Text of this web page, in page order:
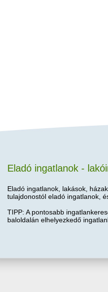
Eladó ingatlanok -
Eladó ingatlanok, lakások,
tulajdonostól eladó ingatlanok,
TIPP: A pontosabb
baloldalán elhelyezkedő